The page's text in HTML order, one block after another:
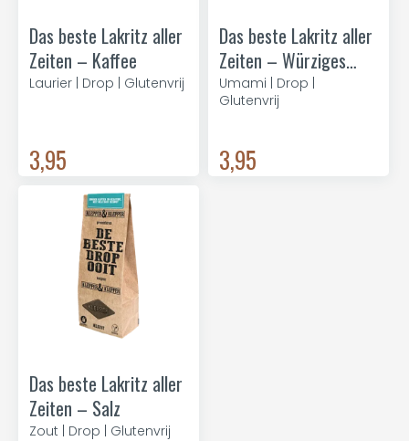
Das beste Lakritz aller
Zeiten – Kaffee
Laurier | Drop | Glutenvrij
3,95
Das beste Lakritz aller
Zeiten – Würziges
Salz
Umami | Drop |
Glutenvrij
3,95
Das beste Lakritz aller
Zeiten – Salz
Zout | Drop | Glutenvrij